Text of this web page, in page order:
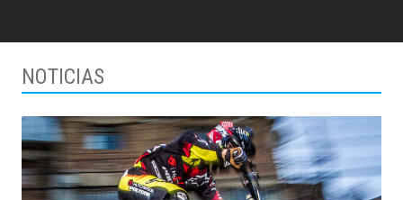
NOTICIAS